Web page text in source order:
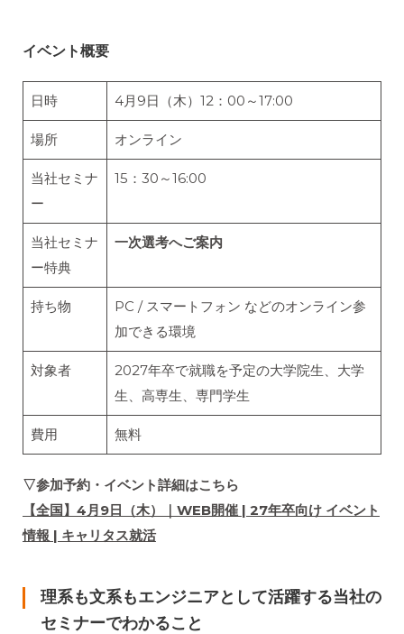
イベント概要
日時 4月9日（木）12：00～17:00
場所 オンライン
当社セミナ
ー
15：30～16:00
当社セミナ
ー特典
一次選考へご案内
持ち物
PC / スマートフォン などのオンライン参
加できる環境
対象者
2027年卒で就職を予定の大学院生、大学
生、高専生、専門学生
費用 無料
▽参加予約・イベント詳細はこちら
【全国】4月9日（木）｜WEB開催 | 27年卒向け イベント
情報 | キャリタス就活
理系も文系もエンジニアとして活躍する当社の
セミナーでわかること